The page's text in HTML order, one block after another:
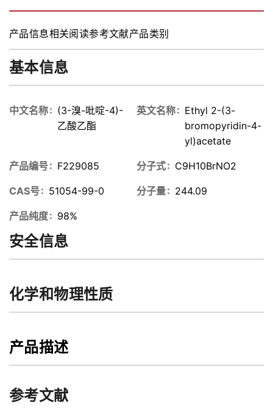
产品信息相关阅读参考文献产品类别
基本信息
中文名称
(3-溴-吡啶-4)-
乙酸乙酯
英文名称
Ethyl 2-(3-
bromopyridin-4-
yl)acetate
产品编号 F229085 分子式 C9H10BrNO2
CAS号 51054-99-0 分子量 244.09
产品纯度 98%
安全信息
化学和物理性质
产品描述
参考文献